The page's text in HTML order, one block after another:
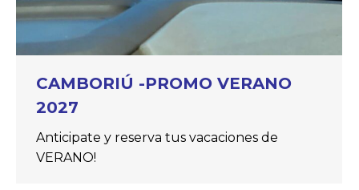
CAMBORIÚ -PROMO VERANO
2027
Anticipate y reserva tus vacaciones de
VERANO!